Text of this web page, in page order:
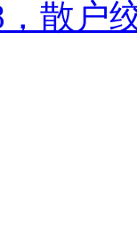
散户